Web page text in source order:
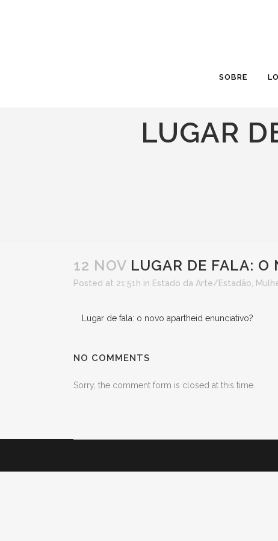
SOBRE
LUGAR
12 NOV LUGAR DE FALA: O
Posted at 21:51h in Estado da Arte/Estadão
Lugar de fala: o novo apartheid enunciativo?
NO COMMENTS
Sorry, the comment form is closed at this time.